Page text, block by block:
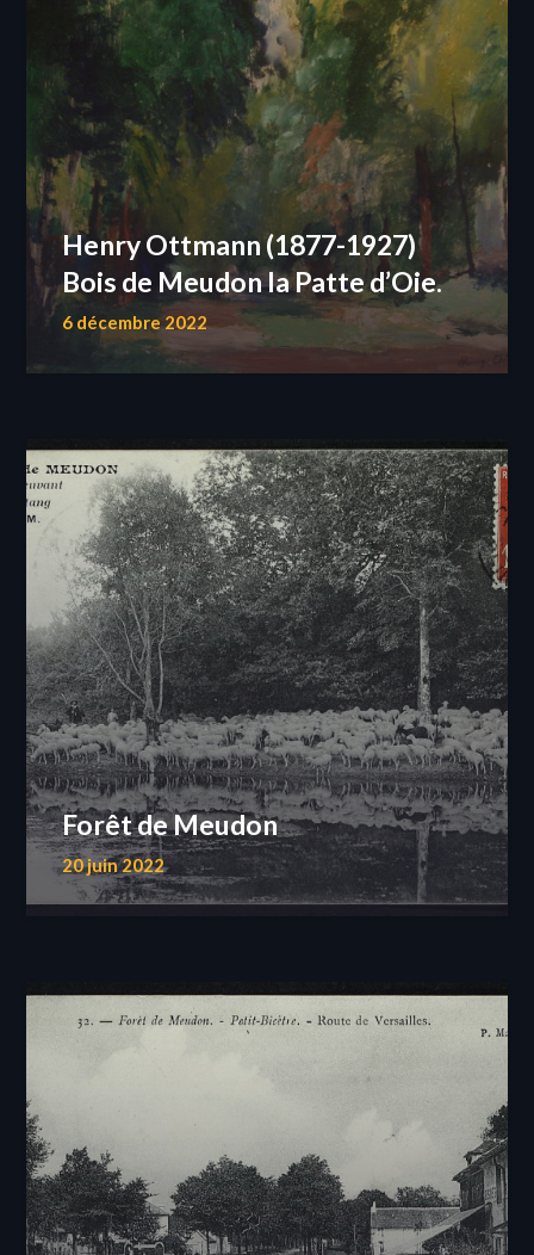
Henry Ottmann (1877-1927)
Bois de Meudon la Patte d’Oie.
6 décembre 2022
Forêt de Meudon
20 juin 2022